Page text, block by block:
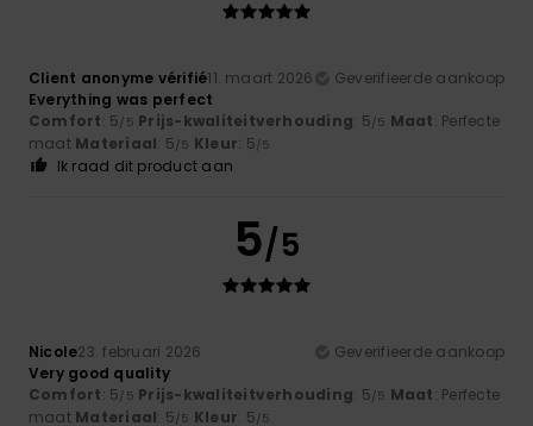
Client anonyme vérifié11. maart 2026
Geverifieerde aankoop
Everything was perfect
Comfort: 5/5 Prijs-kwaliteitverhouding: 5/5 Maat: Perfecte
maat Materiaal: 5/5 Kleur: 5/5
Ik raad dit product aan
5/5
Nicole23. februari 2026
Geverifieerde aankoop
Very good quality
Comfort: 5/5 Prijs-kwaliteitverhouding: 5/5 Maat: Perfecte
maat Materiaal: 5/5 Kleur: 5/5